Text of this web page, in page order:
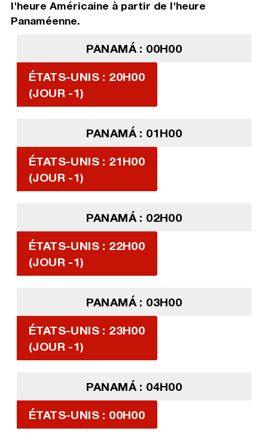
l'heure Américaine à partir de l'heure
Panaméenne.
PANAMÁ : 00H00
ÉTATS-UNIS : 20H00
(JOUR -1)
PANAMÁ : 01H00
ÉTATS-UNIS : 21H00
(JOUR -1)
PANAMÁ : 02H00
ÉTATS-UNIS : 22H00
(JOUR -1)
PANAMÁ : 03H00
ÉTATS-UNIS : 23H00
(JOUR -1)
PANAMÁ : 04H00
ÉTATS-UNIS : 00H00